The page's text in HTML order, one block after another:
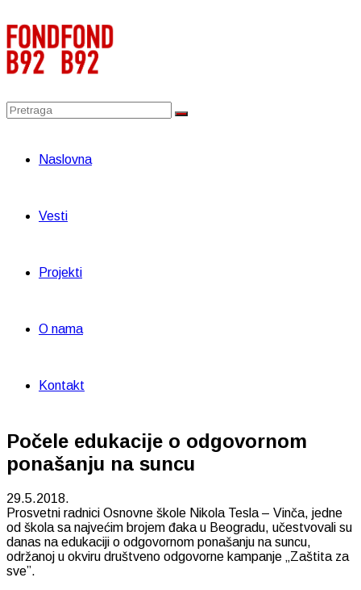
Naslovna
Vesti
Projekti
O nama
Kontakt
Počele edukacije o odgovornom
ponašanju na suncu
29.5.2018.
Prosvetni radnici Osnovne škole Nikola Tesla – Vinča, jedne
od škola sa najvećim brojem đaka u Beogradu, učestvovali su
danas na edukaciji o odgovornom ponašanju na suncu,
održanoj u okviru društveno odgovorne kampanje „Zaštita za
sve”.